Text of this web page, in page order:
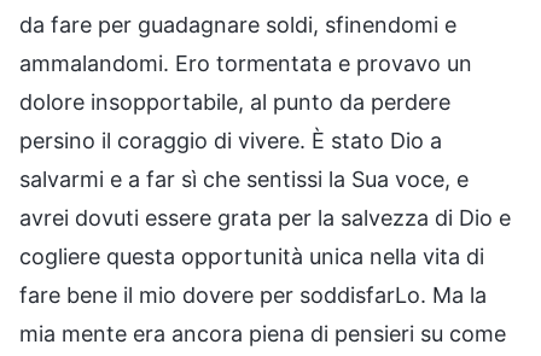
da fare per guadagnare soldi, sfinendomi e
ammalandomi. Ero tormentata e provavo un
dolore insopportabile, al punto da perdere
persino il coraggio di vivere. È stato Dio a
salvarmi e a far sì che sentissi la Sua voce, e
avrei dovuti essere grata per la salvezza di Dio e
cogliere questa opportunità unica nella vita di
fare bene il mio dovere per soddisfarLo. Ma la
mia mente era ancora piena di pensieri su come